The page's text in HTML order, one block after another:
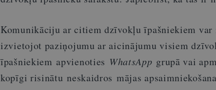
Komunikāciju ar citiem dzīvokļu īpašniekiem
izvietojot paziņojumu ar aicinājumu visiem
īpašniekiem apvienoties WhatsApp grupā vai
kopīgi risinātu neskaidros mājas